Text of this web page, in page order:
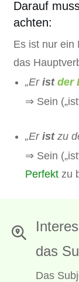
Darauf
achten:
Es ist nur ein
das
„Er ist der
⇒ Sein
„Er istzu
⇒ Sein
Perfekt zu
das
Das